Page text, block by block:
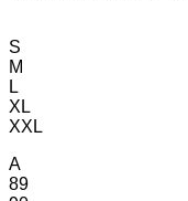
S
M
L
XL
XXL
A
89